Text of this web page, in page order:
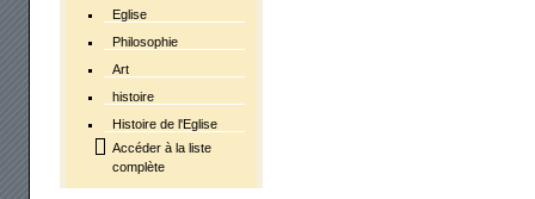
Eglise
Philosophie
Art
histoire
Histoire de l'Eglise
Accéder à la liste
complète